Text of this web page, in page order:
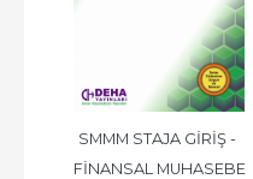
SMMM STAJA GİRİŞ -
FİNANSAL MUHASEBE